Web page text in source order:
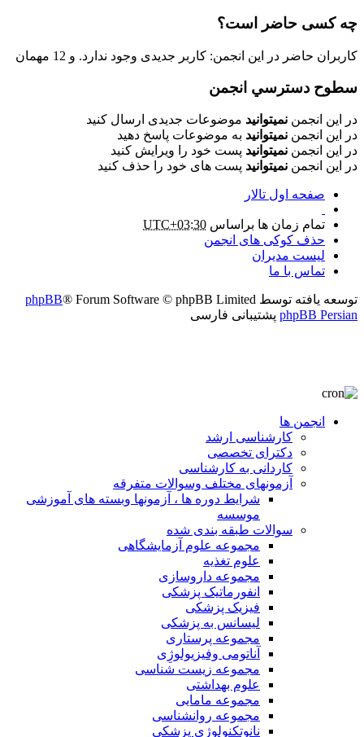
چه کسی حاضر است؟
کاربران حاضر در این انجمن: کاربر جدیدی وجود ندارد. و 12 مهمان
سطوح دسترسي انجمن
در این انجمن نمیتوانید موضوعات جدیدی ارسال کنید
در این انجمن نمیتوانید به موضوعات پاسخ دهید
در این انجمن نمیتوانید پست خود را ویرایش کنید
در این انجمن نمیتوانید پست های خود را حذف کنید
صفحه اول تالار
تمام زمان ها براساس UTC+03:30
حذف کوکی های انجمن
لیست مدیران
تماس با ما
توسعه یافته توسط phpBB® Forum Software © phpBB Limited
phpBB Persian پشتیبانی فارسی
انجمن ها
کارشناسی ارشد
دکترای تخصصی
کاردانی به کارشناسی
آزمونهای مختلف وسوالات متفرقه
شرایط دوره ها ، آزمونها وبسته های آموزشی
موسسه
سوالات طبقه بندی شده
مجموعه علوم آزمایشگاهی
علوم تغذیه
مجموعه داروسازی
انفورماتیک پزشکی
فیزیک پزشکی
لیسانس به پزشکی
مجموعه پرستاری
آناتومی وفیزیولوژِی
مجموعه زیست شناسی
علوم بهداشتی
مجموعه مامایی
مجموعه روانشناسی
نانوتکنولوژی پزشکی